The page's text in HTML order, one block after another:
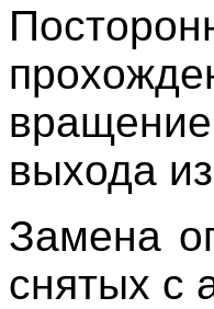
выхода
Замена
снятых с